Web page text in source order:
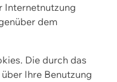
Internetnutzung
dem
Die durch das
Ihre Benutzung